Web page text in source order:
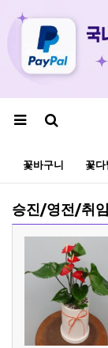
꽃바구니 꽃
승진/영전/취임